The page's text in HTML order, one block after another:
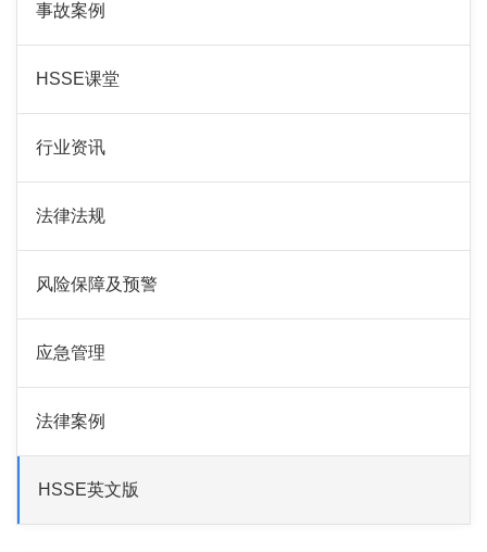
事故案例
HSSE课堂
行业资讯
法律法规
风险保障及预警
应急管理
法律案例
HSSE英文版